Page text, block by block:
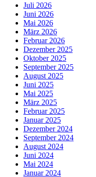
Juli 2026
Juni 2026
Mai 2026
März 2026
Februar 2026
Dezember 2025
Oktober 2025
September 2025
August 2025
Juni 2025
Mai 2025
März 2025
Februar 2025
Januar 2025
Dezember 2024
September 2024
August 2024
Juni 2024
Mai 2024
Januar 2024